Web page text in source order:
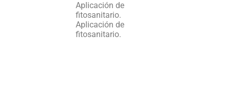
Aplicación de
fitosanitario.
Aplicación de
fitosanitario.